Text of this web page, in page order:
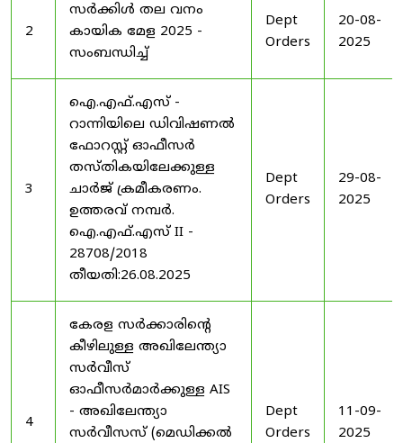
2
സർക്കിൾ തല വനം
കായിക മേള 2025 -
സംബന്ധിച്ച്
Dept
Orders
20-08-
2025
3
ഐ.എഫ്.എസ് -
റാന്നിയിലെ ഡിവിഷണൽ
ഫോറസ്റ്റ് ഓഫീസർ
തസ്തികയിലേക്കുള്ള
ചാർജ് ക്രമീകരണം.
ഉത്തരവ് നമ്പർ.
ഐ.എഫ്.എസ് II -
28708/2018
തീയതി:26.08.2025
Dept
Orders
29-08-
2025
4
കേരള സർക്കാരിന്റെ
കീഴിലുള്ള അഖിലേന്ത്യാ
സർവീസ്
ഓഫീസർമാർക്കുള്ള AIS
- അഖിലേന്ത്യാ
സർവീസസ് (മെഡിക്കൽ
Dept
Orders
11-09-
2025